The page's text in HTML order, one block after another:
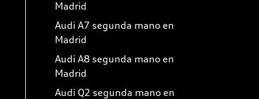
Madrid
Audi A7 segunda mano en
Madrid
Audi A8 segunda mano en
Madrid
Audi Q2 segunda mano en